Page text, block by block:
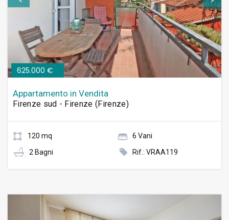
625.000 €
Appartamento in Vendita
Firenze sud - Firenze (Firenze)
120 mq
6 Vani
2 Bagni
Rif.: VRAA119